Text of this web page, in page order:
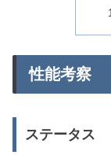
性能考察
ステータス